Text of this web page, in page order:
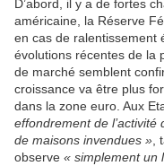
D’abord, il y a de fortes
américaine, la Réserve
en cas de ralentissement
évolutions récentes de la
de marché semblent
croissance va être plus
dans la zone euro. Aux
effondrement de
de maisons invendues »
observe « simplement un